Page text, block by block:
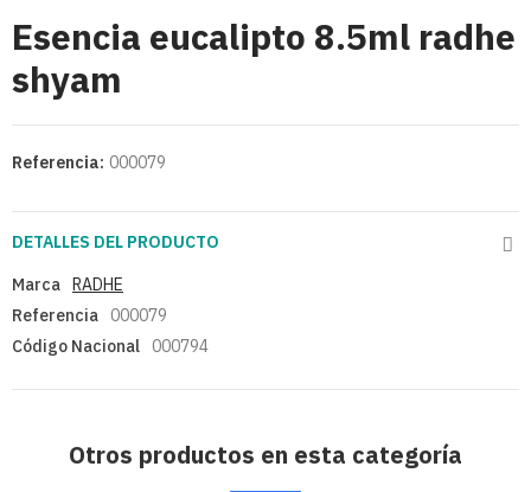
Esencia eucalipto 8.5ml radhe
shyam
Referencia: 000079
DETALLES DEL PRODUCTO
Marca RADHE
Referencia
000079
Código Nacional
000794
Otros productos en esta categoría